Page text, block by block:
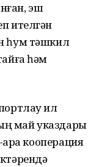
эш
ителгән
һум тәшкил
һәм
ил
май указдары
ара кооперация